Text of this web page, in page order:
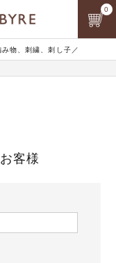
物、刺繍、刺し子／
0
客様